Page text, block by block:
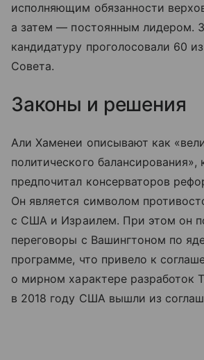
исполняющим обязанности
а затем — постоянным лидером.
кандидатуру проголосовали 60
Совета.
Законы и решения
Али Хаменеи описывают как
политического балансирования»,
предпочитал консерваторов
Он является символом
с США и Израилем. При этом он
переговоры с Вашингтоном по
программе, что привело к
о мирном характере разработок
в 2018 году США вышли из